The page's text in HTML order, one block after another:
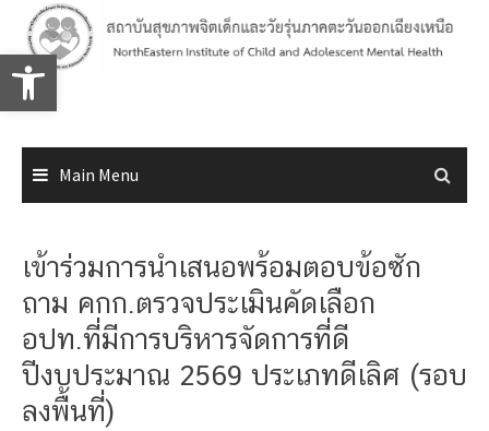
Open toolbar
content
Main Menu
เข้าร่วมการนำเสนอพร้อมตอบข้อซัก
ถาม คกก.ตรวจประเมินคัดเลือก
อปท.ที่มีการบริหารจัดการที่ดี
ปีงบประมาณ 2569 ประเภทดีเลิศ (รอบ
ลงพื้นที่)